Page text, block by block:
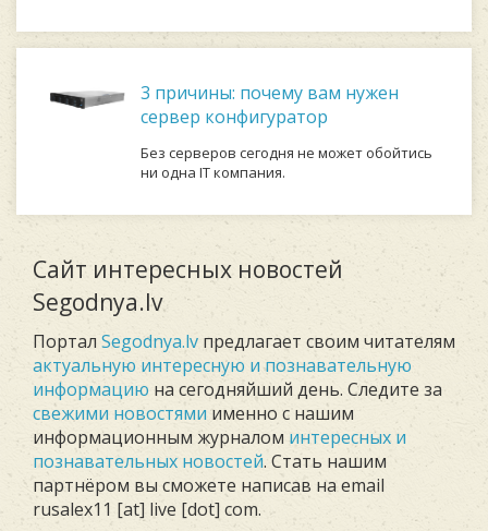
3 причины: почему вам нужен
сервер конфигуратор
Без серверов сегодня не может обойтись
ни одна IT компания.
Сайт интересных новостей
Segodnya.lv
Портал Segodnya.lv предлагает своим читателям
актуальную интересную и познавательную
информацию на сегодняйший день. Следите за
свежими новостями именно с нашим
информационным журналом интересных и
познавательных новостей. Стать нашим
партнёром вы сможете написав на email
rusalex11 [at] live [dot] com.